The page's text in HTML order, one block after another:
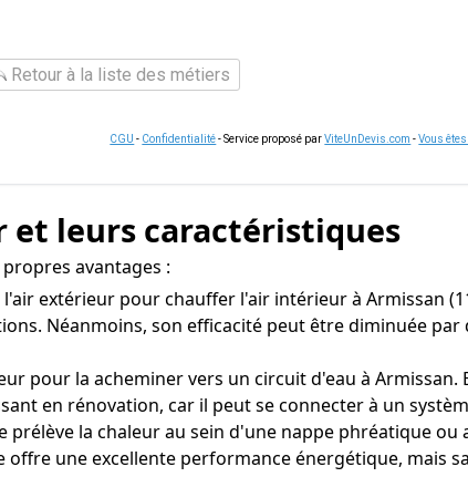
Retour à la liste des métiers
CGU - Confidentialité- Service proposé parViteUnDevis.com -Vous
et leurs caractéristiques
avantages :
extérieur pour chauffer l'air intérieur à Armissan
Néanmoins, son efficacité peut être diminuée
pour la acheminer vers un circuit d'eau à
en rénovation, car il peut se connecter à un
la chaleur au sein d'une nappe phréatique ou
une excellente performance énergétique, mais